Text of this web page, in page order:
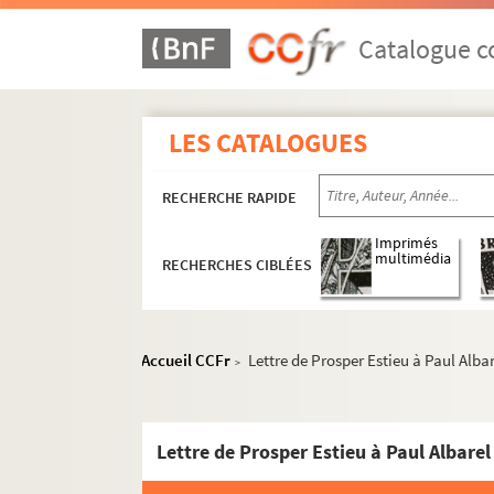
Catalogue
LES CATALOGUES
RECHERCHE RAPIDE
RECHERCHES CIBLÉES
Imprimés
multimédia
Accueil CCFr > Lettre de Prosper Estieu à Paul
Lettre de Prosper Estieu à Paul Albarel
Documents estudiantins et professionnels
Les brouillons de Paul Albarel
Les manuscrits de Paul Albarel